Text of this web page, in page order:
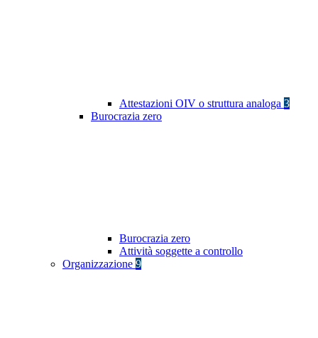
Attestazioni OIV o struttura analoga 3
Burocrazia zero
Burocrazia zero
Attività soggette a controllo
Organizzazione 9